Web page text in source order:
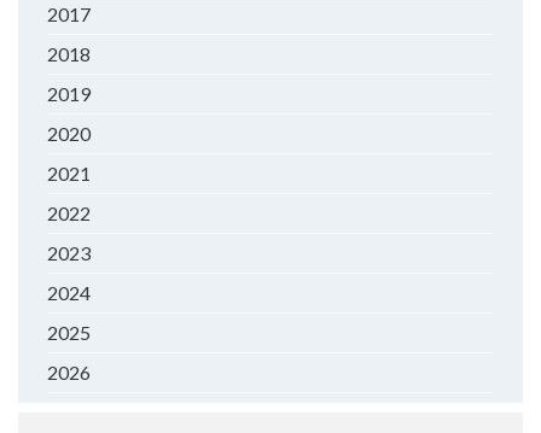
2017
2018
2019
2020
2021
2022
2023
2024
2025
2026